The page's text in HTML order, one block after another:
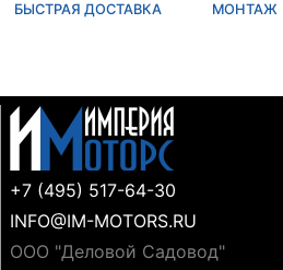
БЫСТРАЯ ДОСТАВКА МОНТАЖ
+7 (495) 517-64-30
INFO@IM-MOTORS.RU
ООО "Деловой Садовод"